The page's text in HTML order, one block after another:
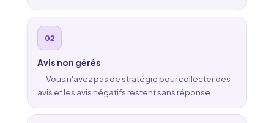
Avis non gérés
— Vous n'avez pas de stratégie pour collecter des
avis et les avis négatifs restent sans réponse.